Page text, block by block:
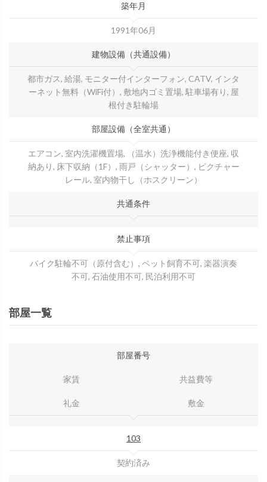
築年月
1991年06月
建物設備（共通設備）
都市ガス, 給湯, モニター付インターフォン, CATV, インタ
ーネット無料（WiFi付）, 敷地内ゴミ置場, 駐車場有り, 屋
根付き駐輪場
部屋設備（全室共通）
エアコン, 室内洗濯機置場, （温水）洗浄機能付き便座, 収
納あり, 床下収納（1F）, 雨戸（シャッター）, ピクチャー
レール, 室内物干し（ホスクリーン）
共通条件
禁止事項
バイク駐輪不可（原付含む）, ペット飼育不可, 楽器演奏
不可, 石油使用不可, 民泊利用不可
部屋一覧
部屋番号
家賃 共益費等
礼金 敷金
103
契約済み